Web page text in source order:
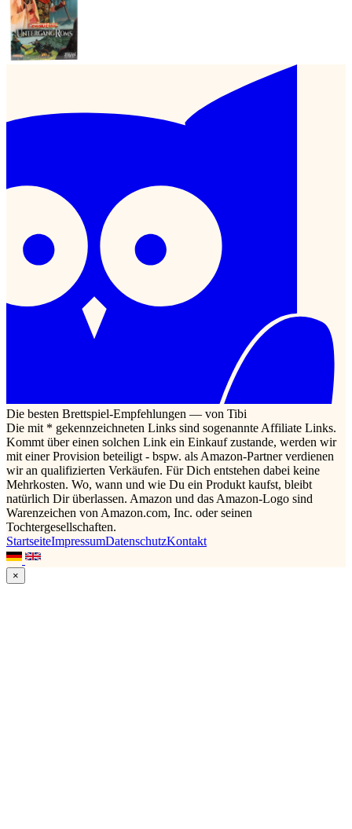
Die besten Brettspiel-Empfehlungen — von Tibi
Die mit * gekennzeichneten Links sind sogenannte Affiliate Links.
Kommt über einen solchen Link ein Einkauf zustande, werden wir
mit einer Provision beteiligt - bspw. als Amazon-Partner verdienen
wir an qualifizierten Verkäufen. Für Dich entstehen dabei keine
Mehrkosten. Wo, wann und wie Du ein Produkt kaufst, bleibt
natürlich Dir überlassen. Amazon und das Amazon-Logo sind
Warenzeichen von Amazon.com, Inc. oder seinen
Tochtergesellschaften.
StartseiteImpressumDatenschutzKontakt
×